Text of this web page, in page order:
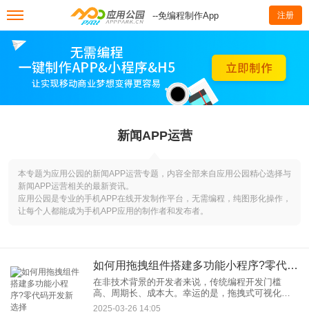
--免编程制作App 注册
新闻APP运营
本专题为应用公园的新闻APP运营专题，内容全部来自应用公园精心选择与
新闻APP运营相关的最新资讯。
应用公园是专业的手机APP在线开发制作平台，无需编程，纯图形化操作，
让每个人都能成为手机APP应用的制作者和发布者。
如何用拖拽组件搭建多功能小程序?零代码开发新选择
在非技术背景的开发者来说，传统编程开发门槛
高、周期长、成本大。幸运的是，拖拽式可视化开
发工具的崛起，让“零代码搭建多功能小程序”成为可
能。本文将手把手教你如何通过拖拽组件快速构建
2025-03-26 14:05